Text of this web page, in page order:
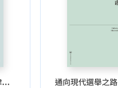
港澳特別行政區法律援助制度研究 通向現代選舉之路